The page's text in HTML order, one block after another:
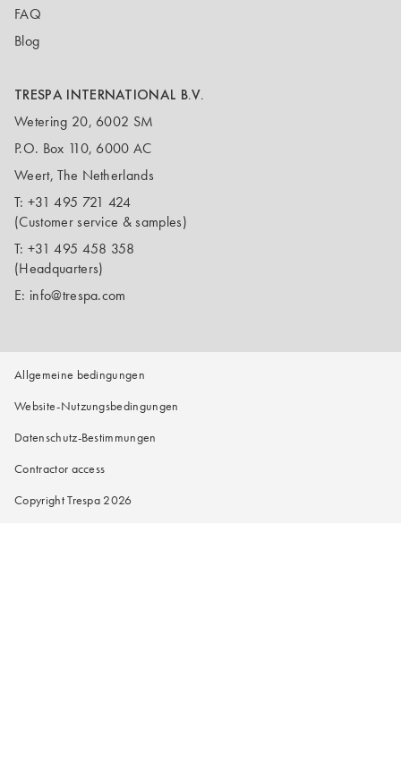
FAQ
Blog
TRESPA INTERNATIONAL B.V.
Wetering 20, 6002 SM
P.O. Box 110, 6000 AC
Weert, The Netherlands
T: +31 495 721 424
(Customer service & samples)
T: +31 495 458 358
(Headquarters)
E: info@trespa.com
Allgemeine bedingungen
Website-Nutzungsbedingungen
Datenschutz-Bestimmungen
Contractor access
Copyright Trespa 2026